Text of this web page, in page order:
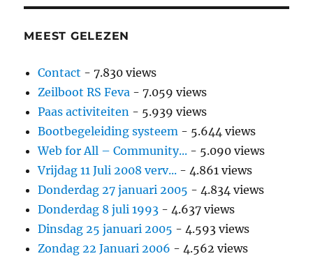
MEEST GELEZEN
Contact - 7.830 views
Zeilboot RS Feva - 7.059 views
Paas activiteiten - 5.939 views
Bootbegeleiding systeem - 5.644 views
Web for All – Community... - 5.090 views
Vrijdag 11 Juli 2008 verv... - 4.861 views
Donderdag 27 januari 2005 - 4.834 views
Donderdag 8 juli 1993 - 4.637 views
Dinsdag 25 januari 2005 - 4.593 views
Zondag 22 Januari 2006 - 4.562 views